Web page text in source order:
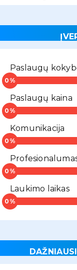
Paslaugų
Paslaugų kaina
Komunikacija
Laukimo laikas